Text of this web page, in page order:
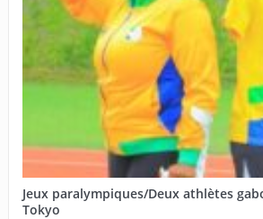
Jeux paralympiques/Deux athlètes
Tokyo